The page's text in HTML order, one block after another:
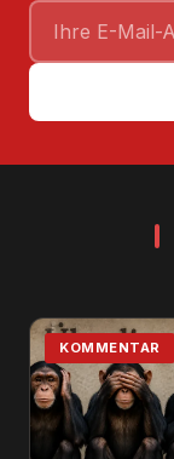
KOMMENTAR